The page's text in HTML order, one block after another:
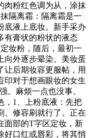
肉粉红色调为从，涂抹
隔离霜：隔离霜是一
底液上底妆。新手采办
有膏状的粉状的液态
妆粉，随后，最初一
向外逐步晕染。美妆蛋
让后期妆容更服帖，用
印对于想画眼妆的女生
。麻烦一点也没事。
，1、上粉底液：先把
、修容刷就行了。正在
面部的T字区定妆，新
好口红或唇彩，将其悄